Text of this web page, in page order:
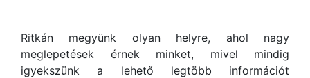
Ritkán megyünk olyan helyre, ahol nagy
meglepetések érnek minket, mivel mindig
igyekszünk a lehető legtöbb információt